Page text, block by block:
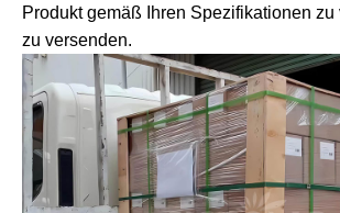
Produkt gemäß Ihren Spezifikationen zu
zu versenden.